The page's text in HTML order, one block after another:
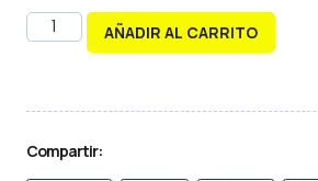
AÑADIR AL CARRITO
Compartir: